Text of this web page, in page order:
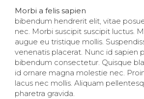
Morbi a felis sapien
bibendum hendrerit elit, vitae
nec. Morbi suscipit suscipit luctus.
augue eu tristique mollis.
venenatis placerat. Nunc id sapien
bibendum consectetur. Quisque
id ornare magna molestie nec.
lacus nec mollis. Aliquam
pharetra gravida.